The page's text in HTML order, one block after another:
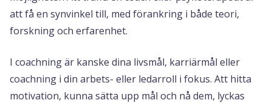
att få en synvinkel till, med förankring i både teori,
forskning och erfarenhet.
I coachning är kanske dina livsmål, karriärmål eller
coachning i din arbets- eller ledarroll i fokus. Att hitta
motivation, kunna sätta upp mål och nå dem, lyckas